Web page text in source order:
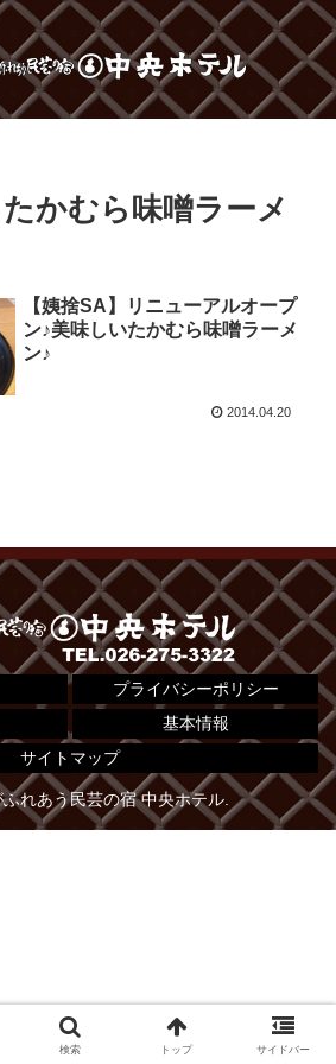
かむら味噌ラーメ
【姨捨SA】リニューアルオープ
ン♪美味しいたかむら味噌ラーメ
ン♪
2014.04.20
プライバシーポリシー
基本情報
サイトマップ
れあう民芸の宿 中央ホテル.
検索 トップ サイドバー